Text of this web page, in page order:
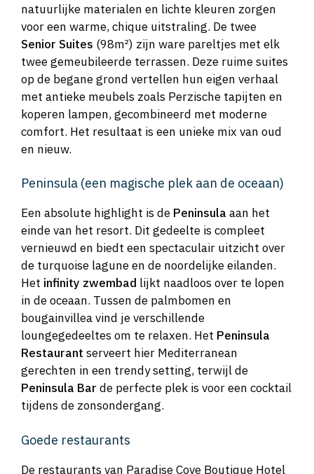
natuurlijke materialen en lichte kleuren zorgen
voor een warme, chique uitstraling. De twee
Senior Suites (98m²) zijn ware pareltjes met elk
twee gemeubileerde terrassen. Deze ruime suites
op de begane grond vertellen hun eigen verhaal
met antieke meubels zoals Perzische tapijten en
koperen lampen, gecombineerd met moderne
comfort. Het resultaat is een unieke mix van oud
en nieuw.
Peninsula (een magische plek aan de oceaan)
Een absolute highlight is de Peninsula aan het
einde van het resort. Dit gedeelte is compleet
vernieuwd en biedt een spectaculair uitzicht over
de turquoise lagune en de noordelijke eilanden.
Het infinity zwembad lijkt naadloos over te lopen
in de oceaan. Tussen de palmbomen en
bougainvillea vind je verschillende
loungegedeeltes om te relaxen. Het Peninsula
Restaurant serveert hier Mediterranean
gerechten in een trendy setting, terwijl de
Peninsula Bar de perfecte plek is voor een cocktail
tijdens de zonsondergang.
Goede restaurants
De restaurants van Paradise Cove Boutique Hotel